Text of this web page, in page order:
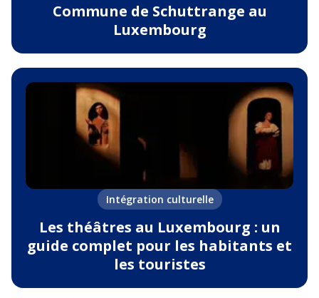
Commune de Schuttrange au
Luxembourg
Intégration culturelle
Les théâtres au Luxembourg : un
guide complet pour les habitants et
les touristes